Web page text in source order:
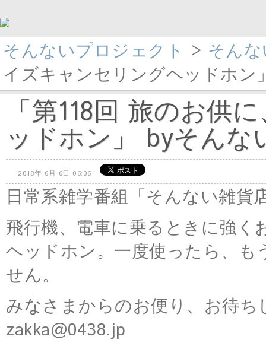
そんないプロジェクト > そん
イズキャンセリングヘッドホ
「第118回 旅のお供
ッドホン」 byそんな
2018年 6月 6日 06:06
日常系雑学番組「そんない雑
飛行機、電車に乗るときに強
ヘッドホン。一度使ったら、
せん。
みなさまからのお便り、お待ち
zakka@0438.jp